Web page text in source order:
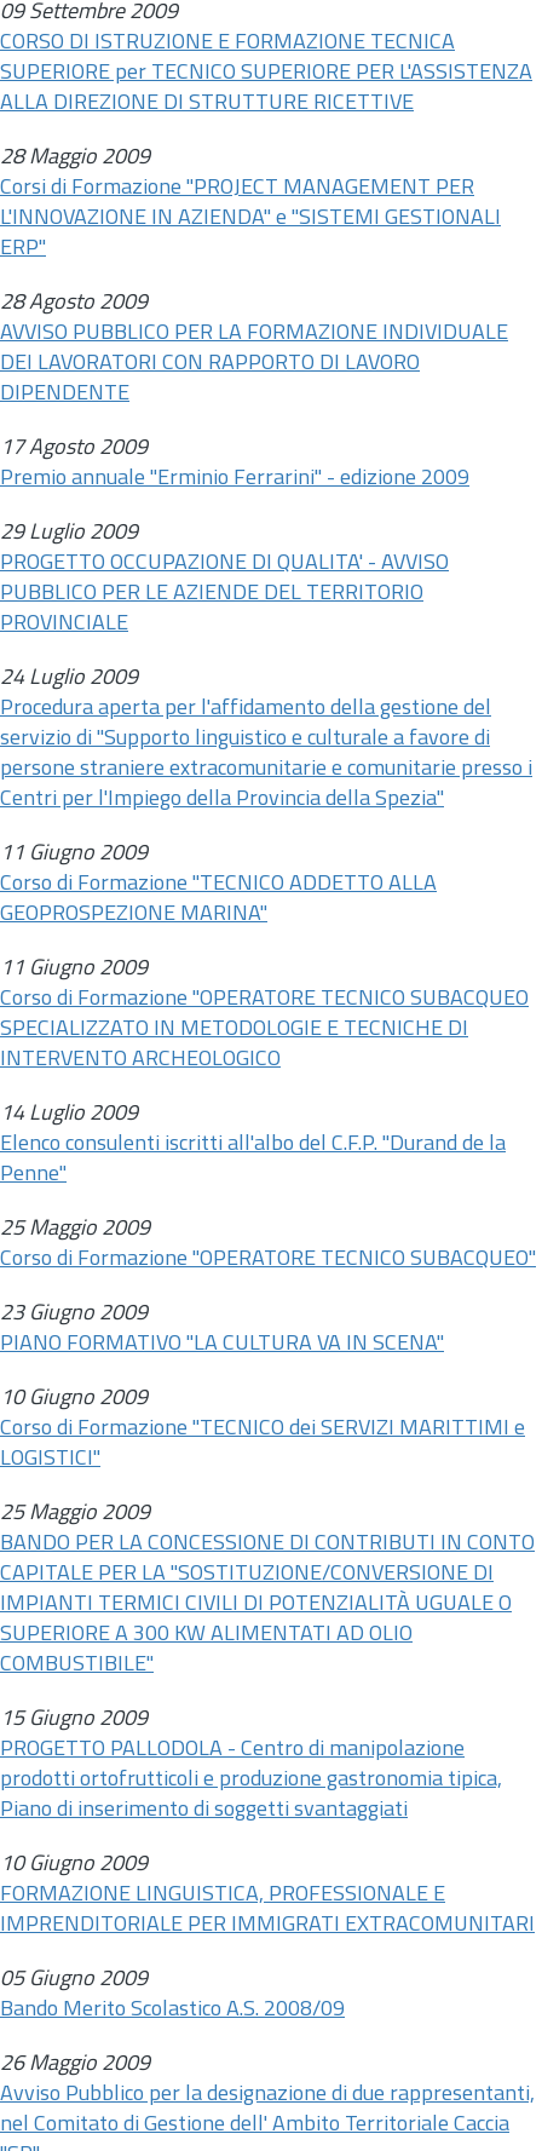
09 Settembre 2009
CORSO DI ISTRUZIONE E FORMAZIONE TECNICA
SUPERIORE per TECNICO SUPERIORE PER L'ASSISTENZA
ALLA DIREZIONE DI STRUTTURE RICETTIVE
28 Maggio 2009
Corsi di Formazione "PROJECT MANAGEMENT PER
L'INNOVAZIONE IN AZIENDA" e "SISTEMI GESTIONALI
ERP"
28 Agosto 2009
AVVISO PUBBLICO PER LA FORMAZIONE INDIVIDUALE
DEI LAVORATORI CON RAPPORTO DI LAVORO
DIPENDENTE
17 Agosto 2009
Premio annuale "Erminio Ferrarini" - edizione 2009
29 Luglio 2009
PROGETTO OCCUPAZIONE DI QUALITA' - AVVISO
PUBBLICO PER LE AZIENDE DEL TERRITORIO
PROVINCIALE
24 Luglio 2009
Procedura aperta per l'affidamento della gestione del
servizio di "Supporto linguistico e culturale a favore di
persone straniere extracomunitarie e comunitarie presso i
Centri per l'Impiego della Provincia della Spezia"
11 Giugno 2009
Corso di Formazione "TECNICO ADDETTO ALLA
GEOPROSPEZIONE MARINA"
11 Giugno 2009
Corso di Formazione "OPERATORE TECNICO SUBACQUEO
SPECIALIZZATO IN METODOLOGIE E TECNICHE DI
INTERVENTO ARCHEOLOGICO
14 Luglio 2009
Elenco consulenti iscritti all'albo del C.F.P. "Durand de la
Penne"
25 Maggio 2009
Corso di Formazione "OPERATORE TECNICO SUBACQUEO"
23 Giugno 2009
PIANO FORMATIVO "LA CULTURA VA IN SCENA"
10 Giugno 2009
Corso di Formazione "TECNICO dei SERVIZI MARITTIMI e
LOGISTICI"
25 Maggio 2009
BANDO PER LA CONCESSIONE DI CONTRIBUTI IN CONTO
CAPITALE PER LA "SOSTITUZIONE/CONVERSIONE DI
IMPIANTI TERMICI CIVILI DI POTENZIALITÀ UGUALE O
SUPERIORE A 300 KW ALIMENTATI AD OLIO
COMBUSTIBILE"
15 Giugno 2009
PROGETTO PALLODOLA - Centro di manipolazione
prodotti ortofrutticoli e produzione gastronomia tipica,
Piano di inserimento di soggetti svantaggiati
10 Giugno 2009
FORMAZIONE LINGUISTICA, PROFESSIONALE E
IMPRENDITORIALE PER IMMIGRATI EXTRACOMUNITARI
05 Giugno 2009
Bando Merito Scolastico A.S. 2008/09
26 Maggio 2009
Avviso Pubblico per la designazione di due rappresentanti,
nel Comitato di Gestione dell' Ambito Territoriale Caccia